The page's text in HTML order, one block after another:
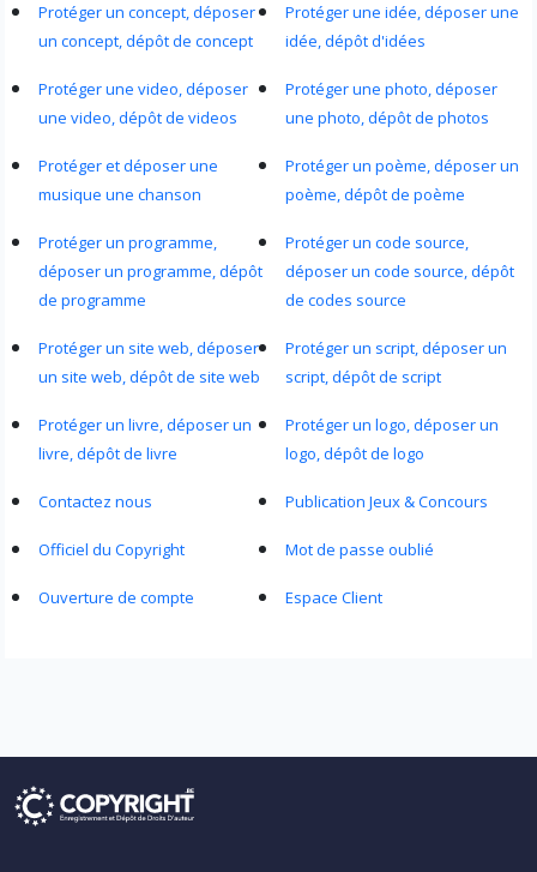
Protéger un concept, déposer
un concept, dépôt de concept
Protéger une idée, déposer une
idée, dépôt d'idées
Protéger une video, déposer
une video, dépôt de videos
Protéger une photo, déposer
une photo, dépôt de photos
Protéger et déposer une
musique une chanson
Protéger un poème, déposer un
poème, dépôt de poème
Protéger un programme,
déposer un programme, dépôt
de programme
Protéger un code source,
déposer un code source, dépôt
de codes source
Protéger un site web, déposer
un site web, dépôt de site web
Protéger un script, déposer un
script, dépôt de script
Protéger un livre, déposer un
livre, dépôt de livre
Protéger un logo, déposer un
logo, dépôt de logo
Contactez nous Publication Jeux & Concours
Officiel du Copyright Mot de passe oublié
Ouverture de compte Espace Client